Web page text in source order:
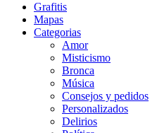
Grafitis
Mapas
Categorias
Amor
Misticismo
Bronca
Música
Consejos y pedidos
Personalizados
Delirios